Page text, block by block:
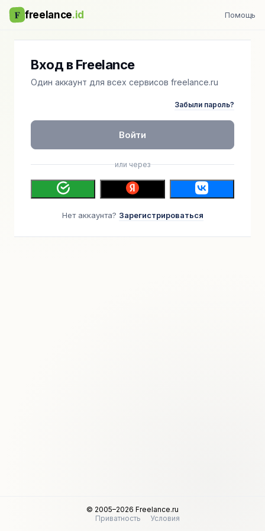
F freelance.id Помощь
Вход в Freelance
Один аккаунт для всех сервисов freelance.ru
Забыли пароль?
Войти
или через
Нет аккаунта? Зарегистрироваться
© 2005–2026 Freelance.ru
Приватность
Условия